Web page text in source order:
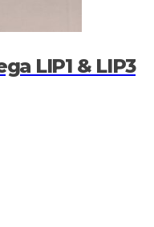
LIP1 & LIP3